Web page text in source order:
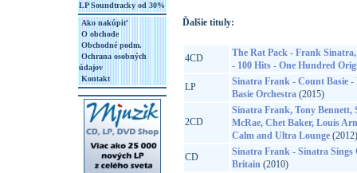
LP Soundtracky od 30%
Ako nakúpiť
O obchode
Obchodné podm.
Ochrana osobných
údajov
Kontakt
Ďalšie tituly:
4CD
The Rat Pack - Frank
- 100 Hits - One Hundred
LP
Sinatra Frank - Count Basie
Basie Orchestra(2015)
2CD
Sinatra Frank, Tony Bennett,
McRae, Chet Baker, Louis
Calm and Ultra Lounge(2012)
CD
Sinatra Frank - Sinatra Sings
Britain(2010)